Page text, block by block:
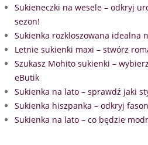
Sukieneczki na wesele – odkryj
sezon!
Sukienka rozkloszowana idealna
Letnie sukienki maxi – stwórz
Szukasz Mohito sukienki –
eButik
Sukienka na lato – sprawdź jaki
Sukienka hiszpanka – odkryj
Sukienka na lato – co będzie